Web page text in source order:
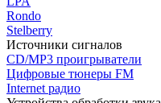
Rondo
Stelberry
Источники сигналов
CD/MP3 проигрыватели
Цифровые тюнеры FM
Internet радио